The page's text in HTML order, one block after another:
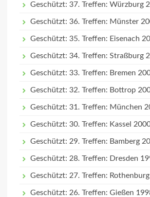
Geschützt: 37. Treffen: Würzburg
Geschützt: 36. Treffen: Münster
Geschützt: 35. Treffen: Eisenach
Geschützt: 34. Treffen: Straßburg
Geschützt: 33. Treffen: Bremen
Geschützt: 32. Treffen: Bottrop
Geschützt: 31. Treffen: München
Geschützt: 30. Treffen: Kassel
Geschützt: 29. Treffen: Bamberg
Geschützt: 28. Treffen: Dresden
Geschützt: 27. Treffen:
Geschützt: 26. Treffen: Gießen